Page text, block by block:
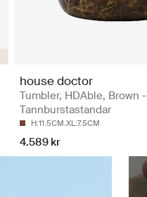
house doctor
Tumbler, HDAble, Brown -
Tannburstastandar
H:11.5CM.XL:7.5CM
4.589 kr